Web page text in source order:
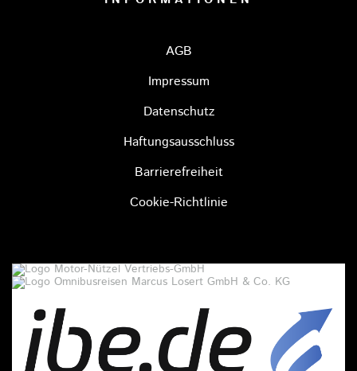
AGB
Impressum
Datenschutz
Haftungsausschluss
Barrierefreiheit
Cookie-Richtlinie